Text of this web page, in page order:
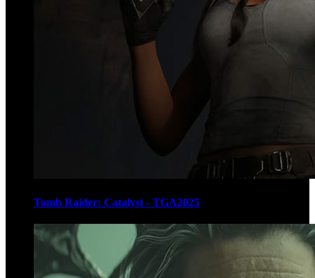
Tomb Raider: Catalyst - TGA2025